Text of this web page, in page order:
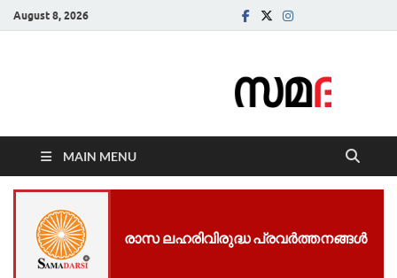
August 8, 2026
MAIN MENU
രാ​സ ല​ഹ​രി​വി​രു​ദ്ധ പ്ര​വ​ര്‍​ത്ത​ന​ങ്ങ​ൾ